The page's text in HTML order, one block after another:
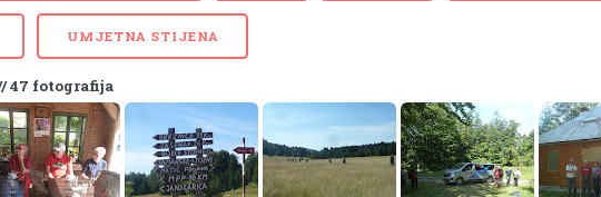
UMJETNA STIJENA
47 fotografija